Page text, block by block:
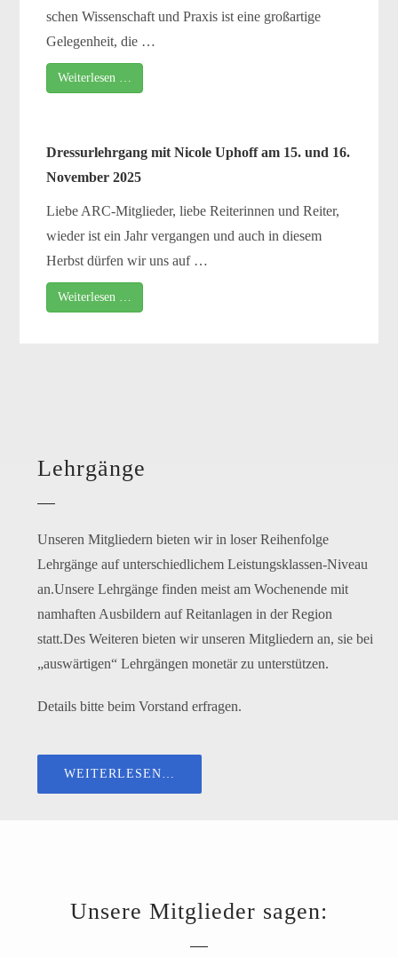
schen Wissenschaft und Praxis ist eine groß­ar­ti­ge
Gelegenheit, die …
Weiterlesen …
Dressurlehrgang mit Nicole Uphoff am 15. und 16.
November 2025
Liebe ARC-Mitglieder, lie­be Reiterinnen und Reiter,
wie­der ist ein Jahr ver­gan­gen und auch in die­sem
Herbst dür­fen wir uns auf …
Weiterlesen …
Lehrgänge
Unseren Mitgliedern bie­ten wir in loser Reihenfolge
Lehrgänge auf unter­schied­li­chem Leistungsklassen-Niveau
an.Unsere Lehrgänge fin­den meist am Wochenende mit
nam­haf­ten Ausbildern auf Reitanlagen in der Region
statt.Des Weiteren bie­ten wir unse­ren Mitgliedern an, sie bei
„aus­wär­ti­gen“ Lehrgängen mone­tär zu unterstützen.
Details bit­te beim Vorstand erfragen.
WEITERLESEN…
Unsere Mitglieder sagen: